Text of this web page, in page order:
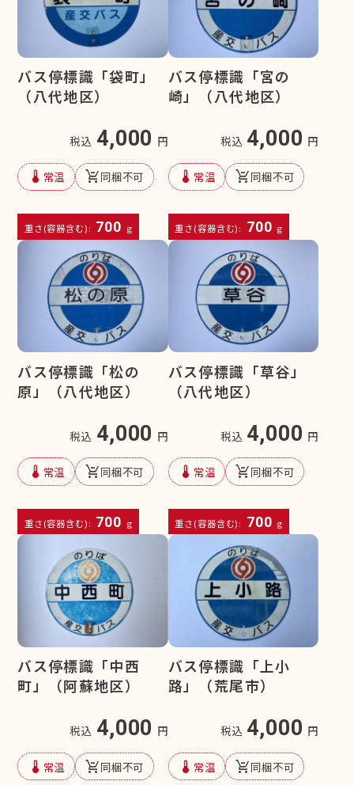
バス停標識「袋町」
（八代地区）
税込 4,000 円
device_thermostat 常温 remove_shopping_cart同梱不可
重さ(容器含む): 700 g
バス停標識「宮の
崎」（八代地区）
税込 4,000 円
device_thermostat 常温 remove_shopping_cart同梱不可
重さ(容器含む): 700 g
バス停標識「松の
原」（八代地区）
税込 4,000 円
device_thermostat 常温 remove_shopping_cart同梱不可
重さ(容器含む): 700 g
バス停標識「草谷」
（八代地区）
税込 4,000 円
device_thermostat 常温 remove_shopping_cart同梱不可
重さ(容器含む): 700 g
バス停標識「中西
町」（阿蘇地区）
税込 4,000 円
device_thermostat 常温 remove_shopping_cart同梱不可
バス停標識「上小
路」（荒尾市）
税込 4,000 円
device_thermostat 常温 remove_shopping_cart同梱不可